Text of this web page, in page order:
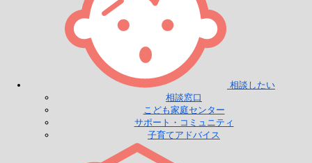
相談したい
相談窓口
こども家庭センター
サポート・コミュニティ
子育てアドバイス